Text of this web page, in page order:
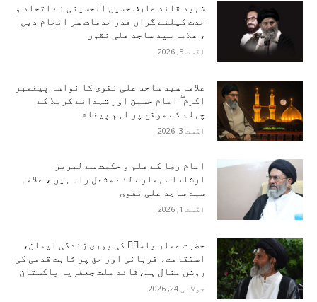
شہید قائد عارف حسین الحسینی نے اتحاد و
حدت کیلئے گراں قدر خدمات سر انجام دیں
، علامہ سید ساجد علی نقوی
اگست 5, 2026
علامہ سید ساجد علی نقوی کا نواسہ پیغمبر
اکرم ۖ امام حسین اور شہدائے کربلا کے
چہلم کے موقع پر اہم پیغام
اگست 3, 2026
امام رضا کے علم و حکمت سے لبریز
ارشادات ہمارے لئے مشعل راہ ہیں ، علامہ
سید ساجد علی نقوی
اگست 1, 2026
حضرت عمار یاسرؑ کی پوری زندگی ایمان،
استقامت، قربانی اور حق پر ثابت قدمی کی
روشن مثال ہے،قائد ملت جعفریہ پاکستان
جولائی 24, 2026